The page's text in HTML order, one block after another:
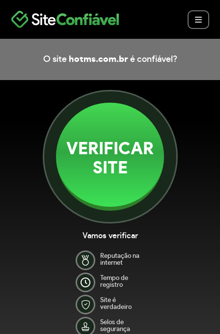
O site hotms.com.bré confiável?
VERIFICAR
SITE
Vamos verificar
Reputação na
internet
Tempo de
registro
Site é
verdadeiro
Selos de
segurança